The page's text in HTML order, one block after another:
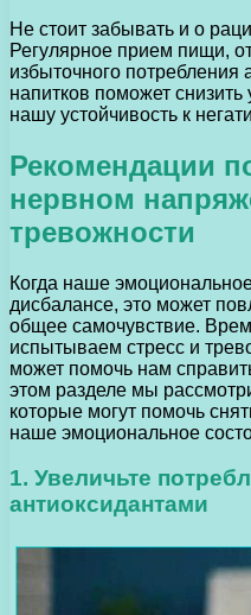
Не стоит забывать и о
Регулярное прием пищи,
избыточного
напитков поможет
нашу устойчивость к
Рекомендации
нервном
тревожности
Когда наше
дисбалансе, это может
общее самочувствие.
испытываем стресс и
может помочь нам
этом разделе мы
которые могут помочь
наше эмоциональное
1. Увеличьте
антиоксидантами